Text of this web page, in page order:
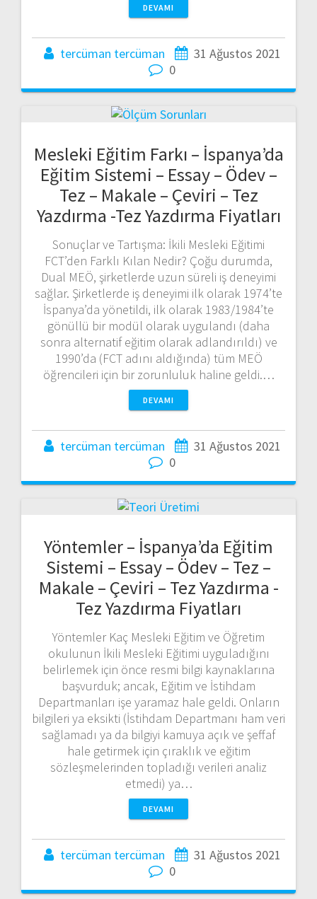
DEVAMI
tercüman tercüman
31 Ağustos 2021
0
Mesleki Eğitim Farkı – İspanya’da
Eğitim Sistemi – Essay – Ödev –
Tez – Makale – Çeviri – Tez
Yazdırma -Tez Yazdırma Fiyatları
Sonuçlar ve Tartışma: İkili Mesleki Eğitimi
FCT’den Farklı Kılan Nedir? Çoğu durumda,
Dual MEÖ, şirketlerde uzun süreli iş deneyimi
sağlar. Şirketlerde iş deneyimi ilk olarak 1974’te
İspanya’da yönetildi, ilk olarak 1983/1984’te
gönüllü bir modül olarak uygulandı (daha
sonra alternatif eğitim olarak adlandırıldı) ve
1990’da (FCT adını aldığında) tüm MEÖ
öğrencileri için bir zorunluluk haline geldi.…
DEVAMI
tercüman tercüman
31 Ağustos 2021
0
Yöntemler – İspanya’da Eğitim
Sistemi – Essay – Ödev – Tez –
Makale – Çeviri – Tez Yazdırma -
Tez Yazdırma Fiyatları
Yöntemler Kaç Mesleki Eğitim ve Öğretim
okulunun İkili Mesleki Eğitimi uyguladığını
belirlemek için önce resmi bilgi kaynaklarına
başvurduk; ancak, Eğitim ve İstihdam
Departmanları işe yaramaz hale geldi. Onların
bilgileri ya eksikti (İstihdam Departmanı ham veri
sağlamadı ya da bilgiyi kamuya açık ve şeffaf
hale getirmek için çıraklık ve eğitim
sözleşmelerinden topladığı verileri analiz
etmedi) ya…
DEVAMI
tercüman tercüman
31 Ağustos 2021
0